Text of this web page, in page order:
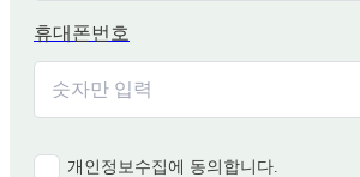
휴대폰번호
개인정보수집에 동의합니다.